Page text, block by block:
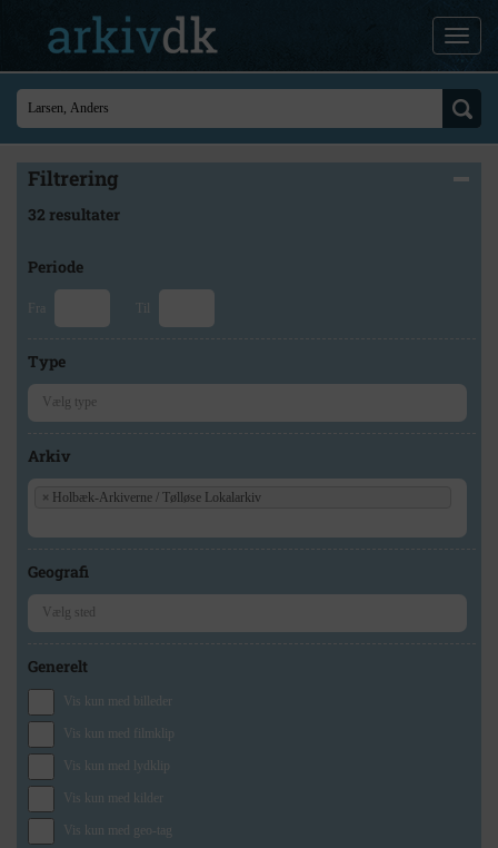
Filtrering
32 resultater
Periode
Fra Til
Type
Arkiv
× Holbæk-Arkiverne / Tølløse Lokalarkiv
Geografi
Generelt
Vis kun med billeder
Vis kun med filmklip
Vis kun med lydklip
Vis kun med kilder
Vis kun med geo-tag